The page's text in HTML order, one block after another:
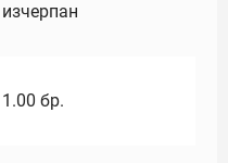
изчерпан
1.00 бр.